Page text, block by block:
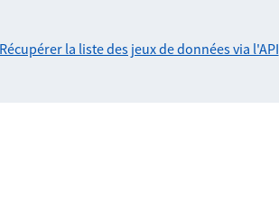
Récupérer la liste des jeux de données via l'API